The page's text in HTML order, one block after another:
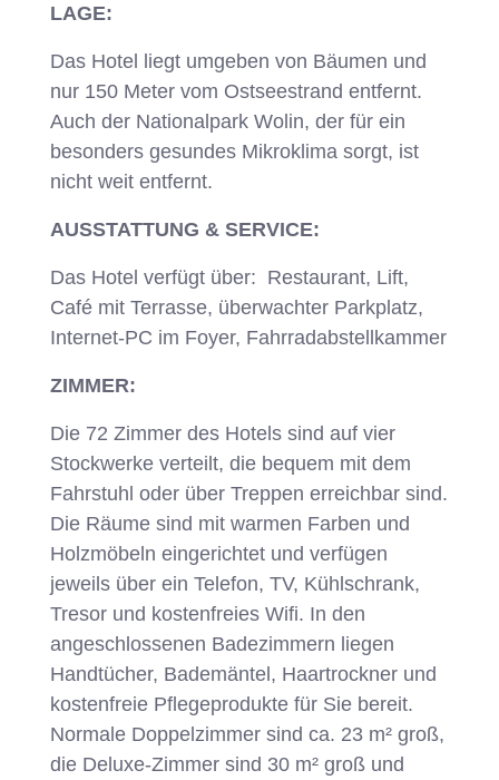
LAGE:
Das Hotel liegt umgeben von Bäumen und
nur 150 Meter vom Ostseestrand entfernt.
Auch der Nationalpark Wolin, der für ein
besonders gesundes Mikroklima sorgt, ist
nicht weit entfernt.
AUSSTATTUNG & SERVICE:
Das Hotel verfügt über: Restaurant, Lift,
Café mit Terrasse, überwachter Parkplatz,
Internet-PC im Foyer, Fahrradabstellkammer
ZIMMER:
Die 72 Zimmer des Hotels sind auf vier
Stockwerke verteilt, die bequem mit dem
Fahrstuhl oder über Treppen erreichbar sind.
Die Räume sind mit warmen Farben und
Holzmöbeln eingerichtet und verfügen
jeweils über ein Telefon, TV, Kühlschrank,
Tresor und kostenfreies Wifi. In den
angeschlossenen Badezimmern liegen
Handtücher, Bademäntel, Haartrockner und
kostenfreie Pflegeprodukte für Sie bereit.
Normale Doppelzimmer sind ca. 23 m² groß,
die Deluxe-Zimmer sind 30 m² groß und